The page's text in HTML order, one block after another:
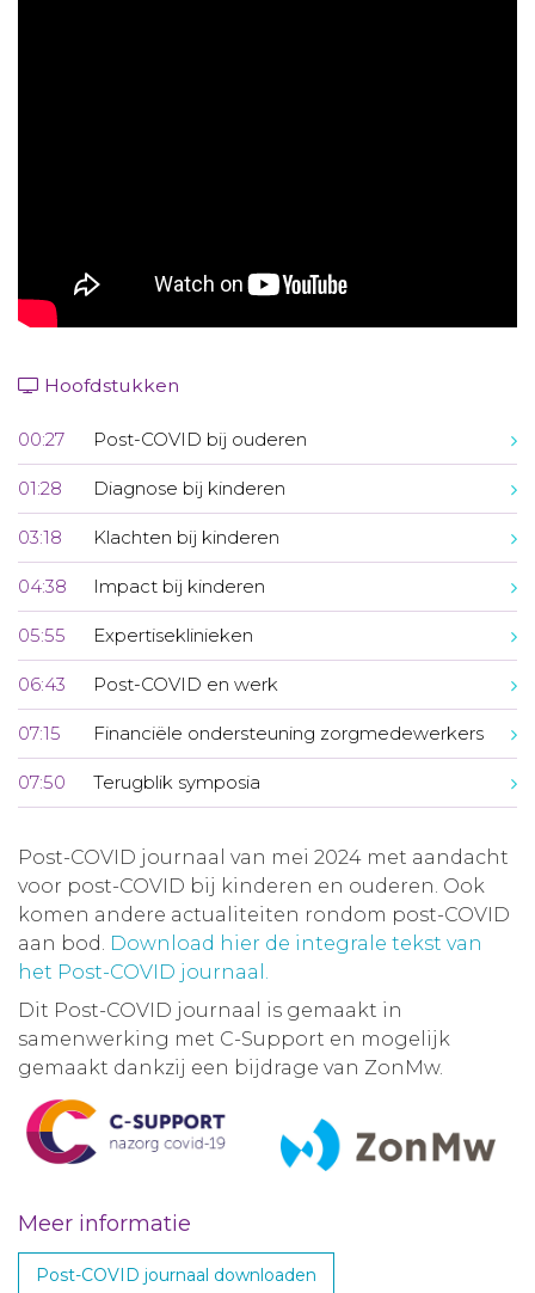
Hoofdstukken
00:27 Post-COVID bij ouderen
01:28 Diagnose bij kinderen
03:18 Klachten bij kinderen
04:38 Impact bij kinderen
05:55 Expertiseklinieken
06:43 Post-COVID en werk
07:15 Financiële ondersteuning zorgmedewerkers
07:50 Terugblik symposia
Post-COVID journaal van mei 2024 met aandacht
voor post-COVID bij kinderen en ouderen. Ook
komen andere actualiteiten rondom post-COVID
aan bod. Download hier de integrale tekst van
het Post-COVID journaal.
Dit Post-COVID journaal is gemaakt in
samenwerking met C-Support en mogelijk
gemaakt dankzij een bijdrage van ZonMw.
Meer informatie
Post-COVID journaal downloaden